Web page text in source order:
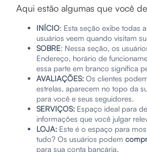
Aqui estão algumas que você
INÍCIO: Esta seção exibe todas
usuários veem quando visitam
SOBRE: Nessa seção, os
Endereço, horário de
essa parte em branco significa
AVALIAÇÕES: Os clientes
estrelas, aparecem no topo da
para você e seus seguidores.
SERVIÇOS: Espaço ideal para
informações que você julgar
LOJA: Este é o espaço para
tudo? Os usuários podem
para sua conta bancária.